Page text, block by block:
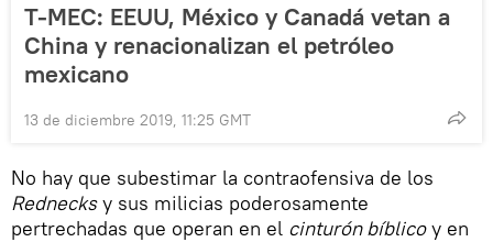
T-MEC: EEUU, México y Canadá vetan a
China y renacionalizan el petróleo
mexicano
13 de diciembre 2019, 11:25 GMT
No hay que subestimar la contraofensiva de los
Rednecksy sus milicias poderosamente
pertrechadas que operan en el cinturón bíblicoy en